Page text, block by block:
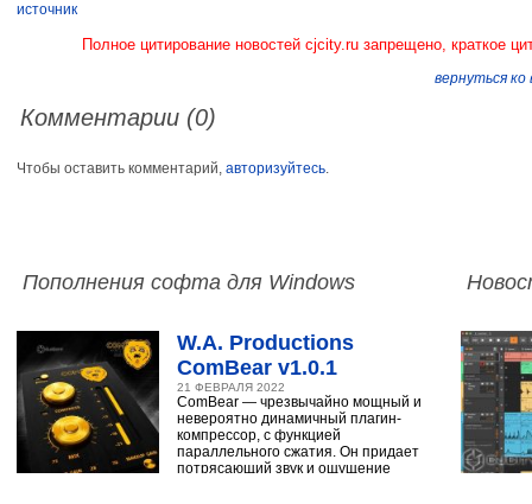
источник
Полное цитирование новостей cjcity.ru запрещено, краткое
вернуться
Комментарии (0)
Чтобы оставить комментарий, авторизуйтесь.
Пополнения софта для Windows
W.A. Productions
ComBear v1.0.1
21 ФЕВРАЛЯ 2022
ComBear — чрезвычайно мощный и
невероятно динамичный плагин-
компрессор, с функцией
параллельного сжатия. Он придает
потрясающий звук и ощущение